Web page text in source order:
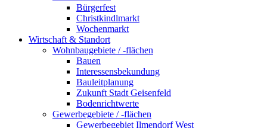
Bürgerfest
Christkindlmarkt
Wochenmarkt
Wirtschaft & Standort
Wohnbaugebiete / -flächen
Bauen
Interessensbekundung
Bauleitplanung
Zukunft Stadt Geisenfeld
Bodenrichtwerte
Gewerbegebiete / -flächen
Gewerbegebiet Ilmendorf West